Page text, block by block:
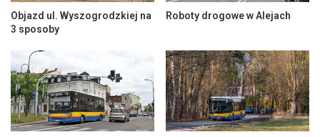
Objazd ul. Wyszogrodzkiej na
3 sposoby
Roboty drogowe w Alejach